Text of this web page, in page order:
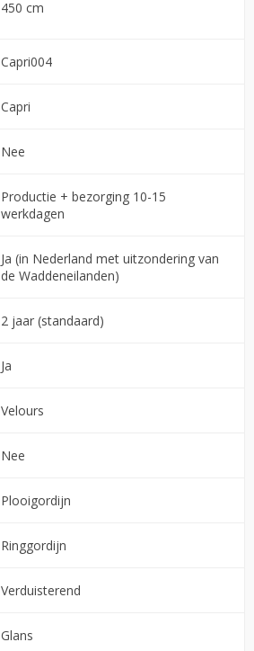
450 cm
Capri004
Capri
Nee
Productie + bezorging 10-15
werkdagen
Ja (in Nederland met uitzondering van
de Waddeneilanden)
2 jaar (standaard)
Ja
Velours
Nee
Plooigordijn
Ringgordijn
Verduisterend
Glans